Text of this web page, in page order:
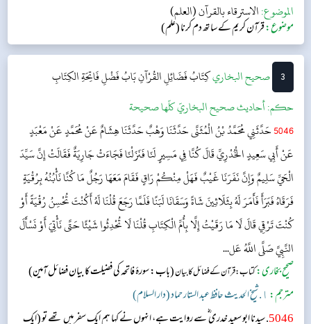
الموضوع:الاسترقاء بالقرآن (العلم)
موضوع:قرآن کریم کے ساتھ دم کرنا (علم)
3 ‌‌صحيح البخاريكِتَابُ فَضَائِلِ القُرْآنِبَابُ فَضْلِ فَاتِحَةِ الكِتَابِ
حکم:أحاديث صحيح البخاريّ كلّها صحيحة
5046حَدَّثَنِي مُحَمَّدُ بْنُ الْمُثَنَّى حَدَّثَنَا وَهْبٌ حَدَّثَنَا هِشَامٌ عَنْ مُحَمَّدٍ عَنْ مَعْبَدٍ
عَنْ أَبِي سَعِيدٍ الْخُدْرِيِّ قَالَ كُنَّا فِي مَسِيرٍ لَنَا فَنَزَلْنَا فَجَاءَتْ جَارِيَةٌ فَقَالَتْ إِنَّ سَيِّدَ
الْحَيِّ سَلِيمٌ وَإِنَّ نَفَرَنَا غَيْبٌ فَهَلْ مِنْكُمْ رَاقٍ فَقَامَ مَعَهَا رَجُلٌ مَا كُنَّا نَأْبُنُهُ بِرُقْيَةٍ
فَرَقَاهُ فَبَرَأَ فَأَمَرَ لَهُ بِثَلَاثِينَ شَاةً وَسَقَانَا لَبَنًا فَلَمَّا رَجَعَ قُلْنَا لَهُ أَكُنْتَ تُحْسِنُ رُقْيَةً أَوْ
كُنْتَ تَرْقِي قَالَ لَا مَا رَقَيْتُ إِلَّا بِأُمِّ الْكِتَابِ قُلْنَا لَا تُحْدِثُوا شَيْئًا حَتَّى نَأْتِيَ أَوْ نَسْأَلَ
النَّبِيَّ صَلَّى اللَّهُ عَل...
صحیح بخاری:کتاب: قرآن کے فضائل کا بیان(باب: سورۂ فاتحہ کی فضیلت کا بیان فضائل آمین)
مترجم: ١. شیخ الحدیث حافظ عبد الستار حماد (دار السلام)
5046 . سیدنا ابو سعید خدری ؓ سے روایت ہے، انہوں نے کہا ہم ایک سفر میں تھے تو (ایک